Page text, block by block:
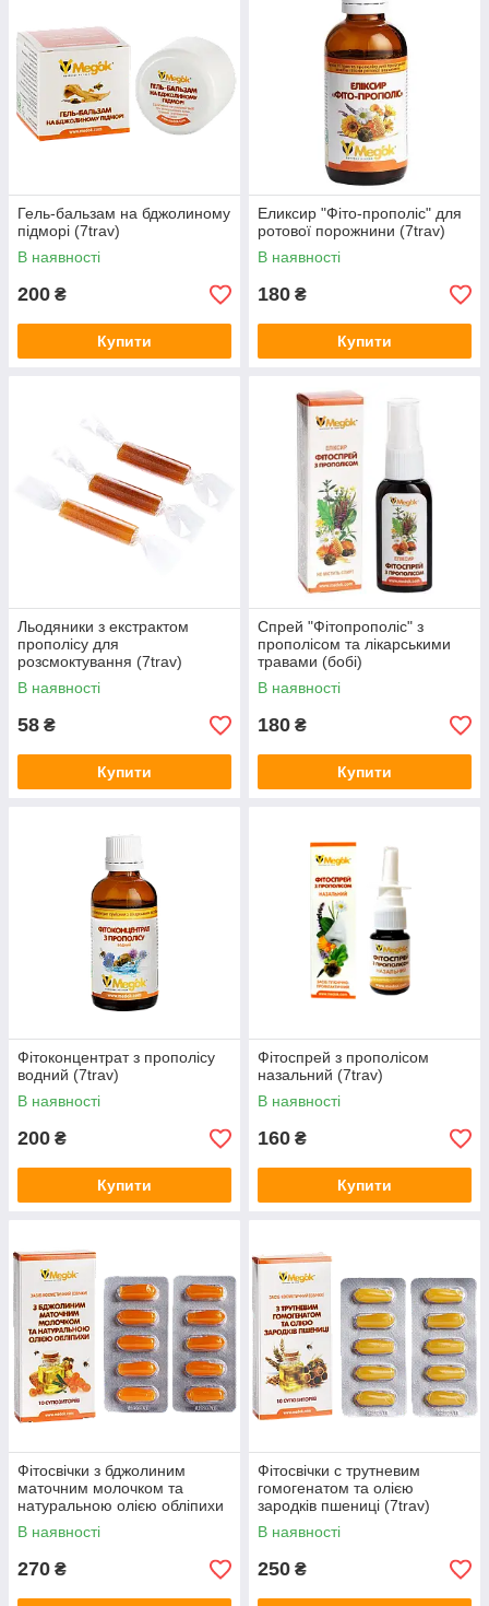
Гель-бальзам на бджолиному
підморі (7trav)
В наявності
200 ₴
Купити
Еликсир "Фіто-прополіс" для
ротової порожнини (7trav)
В наявності
180 ₴
Купити
Льодяники з екстрактом
прополісу для
розсмоктування (7trav)
В наявності
58 ₴
Купити
Спрей "Фітопрополіс" з
прополісом та лікарськими
травами (бобі)
В наявності
180 ₴
Купити
Фітоконцентрат з прополісу
водний (7trav)
В наявності
200 ₴
Купити
Фітоспрей з прополісом
назальний (7trav)
В наявності
160 ₴
Купити
Фітосвічки з бджолиним
маточним молочком та
натуральною олією обліпихи
(7trav)
В наявності
270 ₴
Фітосвічки с трутневим
гомогенатом та олією
зародків пшениці (7trav)
В наявності
250 ₴